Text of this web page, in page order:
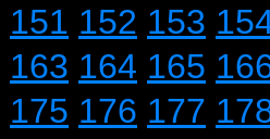
151 152 153
163 164 165
175 176 177